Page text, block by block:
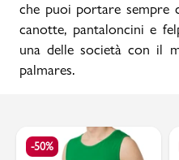
che puoi portare sempre
canotte, pantaloncini e
una delle società con il
palmares.
-50%